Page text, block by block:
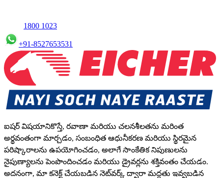
1800 1023
+91-8527653531
ఐషర్ విషయానికొస్తే, రవాణా మరియు చలనశీలతను మరింత
అర్థవంతంగా మార్చడం, సంబంధిత ఆధునీకరణ మరియు స్థిరమైన
పరిష్కారాలను ఉపయోగించడం, అలాగే సాంకేతిక నిపుణులను
నైపుణ్యాలను పెంపొందించడం మరియు డ్రైవర్లను శక్తివంతం చేయడం.
అదనంగా, మా కనెక్ట్ చేయబడిన నెట్‌వర్క్ ద్వారా మద్దతు ఇవ్వబడిన